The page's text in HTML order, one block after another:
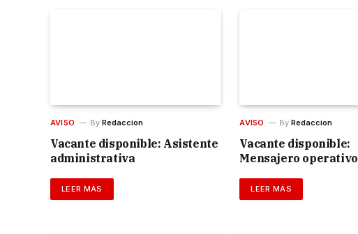
AVISO By Redaccion
Vacante disponible: Asistente
administrativa
LEER MÁS
AVISO By Redaccion
Vacante disponible:
Mensajero operativo
LEER MÁS